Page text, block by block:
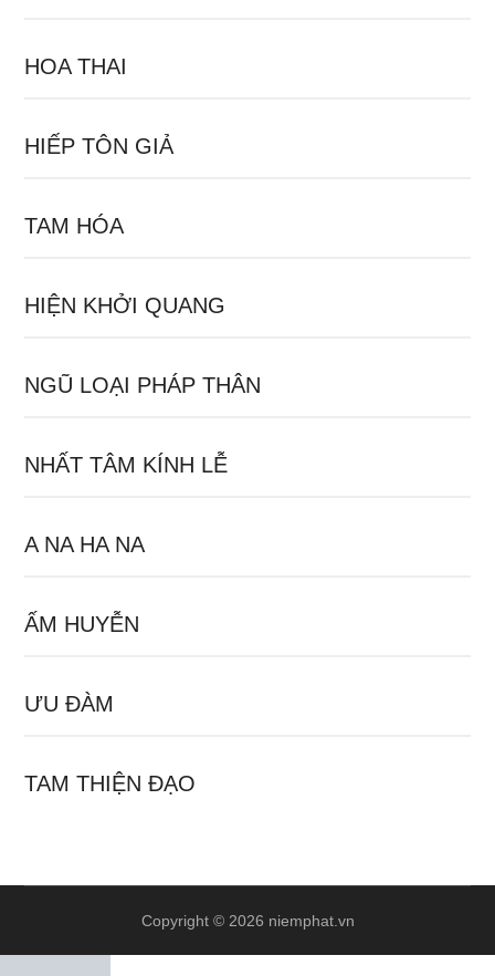
HOA THAI
HIẾP TÔN GIẢ
TAM HÓA
HIỆN KHỞI QUANG
NGŨ LOẠI PHÁP THÂN
NHẤT TÂM KÍNH LỄ
A NA HA NA
ẤM HUYỄN
ƯU ĐÀM
TAM THIỆN ĐẠO
Copyright © 2026 niemphat.vn